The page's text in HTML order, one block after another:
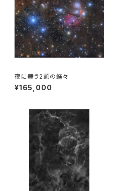
夜に舞う2頭の蝶々
¥165,000